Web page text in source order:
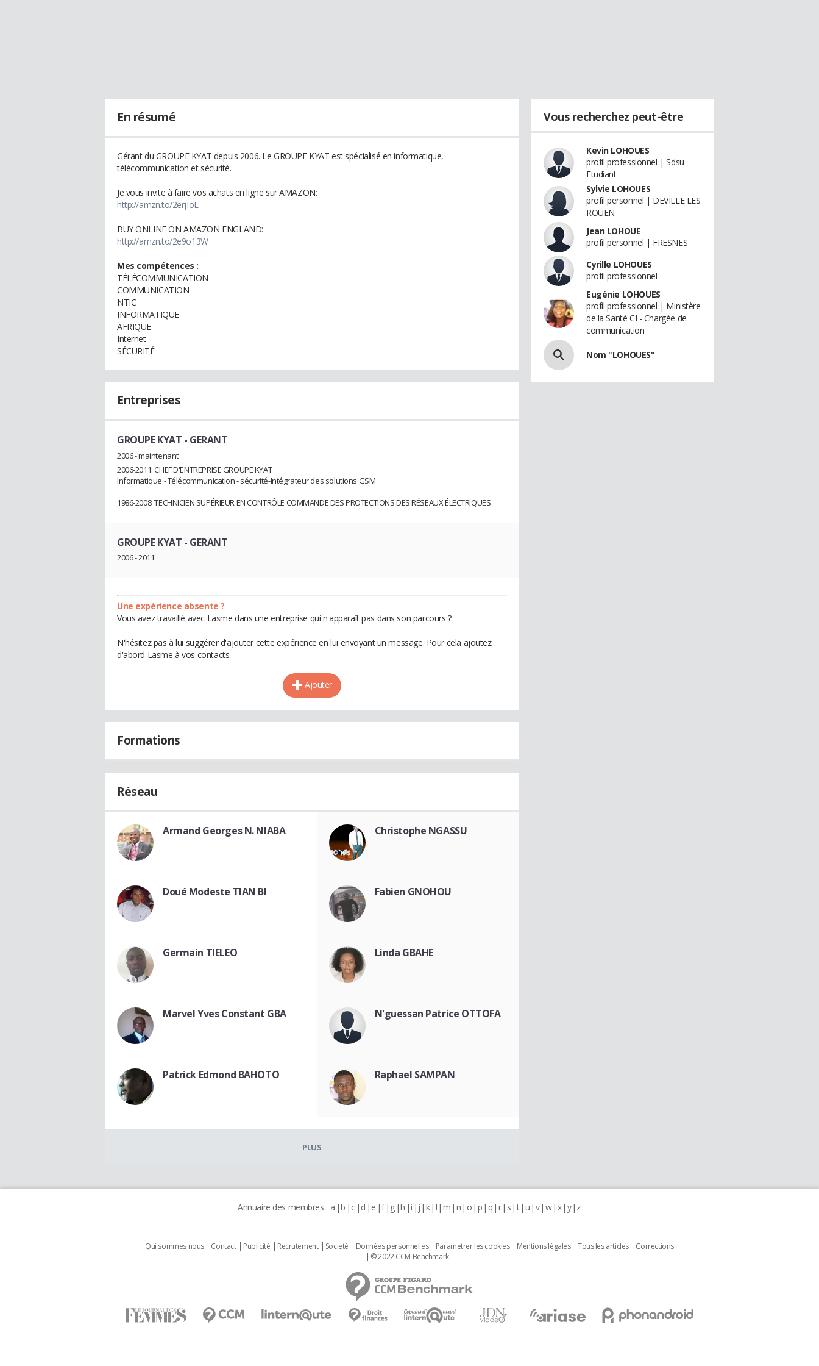
En résumé
Gérant du GROUPE KYAT depuis 2006. Le GROUPE KYAT est spécialisé en informatique,
télécommunication et sécurité.
Je vous invite à faire vos achats en ligne sur AMAZON:
http://amzn.to/2erjIoL
BUY ONLINE ON AMAZON ENGLAND:
http://amzn.to/2e9o13W
Mes compétences :
TÉLÉCOMMUNICATION
COMMUNICATION
NTIC
INFORMATIQUE
AFRIQUE
Internet
SÉCURITÉ
Entreprises
GROUPE KYAT - GERANT
2006 - maintenant
2006-2011: CHEF D'ENTREPRISE GROUPE KYAT
Informatique - Télécommunication - sécurité-Intégrateur des solutions GSM
1986-2008: TECHNICIEN SUPÉRIEUR EN CONTRÔLE COMMANDE DES PROTECTIONS DES RÉSEAUX ÉLECTRIQUES
GROUPE KYAT - GERANT
2006 - 2011
Une expérience absente ?
Vous avez travaillé avec Lasme dans une entreprise qui n'apparaît pas dans son parcours ?
N'hésitez pas à lui suggérer d'ajouter cette expérience en lui envoyant un message. Pour cela ajoutez
d'abord Lasme à vos contacts.
Ajouter
Formations
Réseau
Armand Georges N. NIABA Christophe NGASSU
Doué Modeste TIAN BI Fabien GNOHOU
Germain TIELEO Linda GBAHE
Marvel Yves Constant GBA N'guessan Patrice OTTOFA
Patrick Edmond BAHOTO Raphael SAMPAN
PLUS
Vous recherchez peut-être
Kevin LOHOUES
profil professionnel | Sdsu -
Etudiant
Sylvie LOHOUES
profil personnel | DEVILLE LES
ROUEN
Jean LOHOUE
profil personnel | FRESNES
Cyrille LOHOUES
profil professionnel
Eugénie LOHOUES
profil professionnel | Ministère
de la Santé CI - Chargée de
communication
Nom "LOHOUES"
Annuaire des membres : a b c d e f g h i j k l m n o p q r s t u v w x y z
Qui sommes nous Contact Publicité Recrutement Societé Données personnelles Paramétrer les cookies Mentions légales Tous les articles
Corrections
© 2022 CCM Benchmark